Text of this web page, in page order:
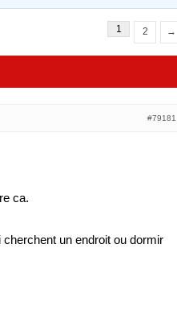
1 2 →
#79181
ca.
un endroit ou dormir